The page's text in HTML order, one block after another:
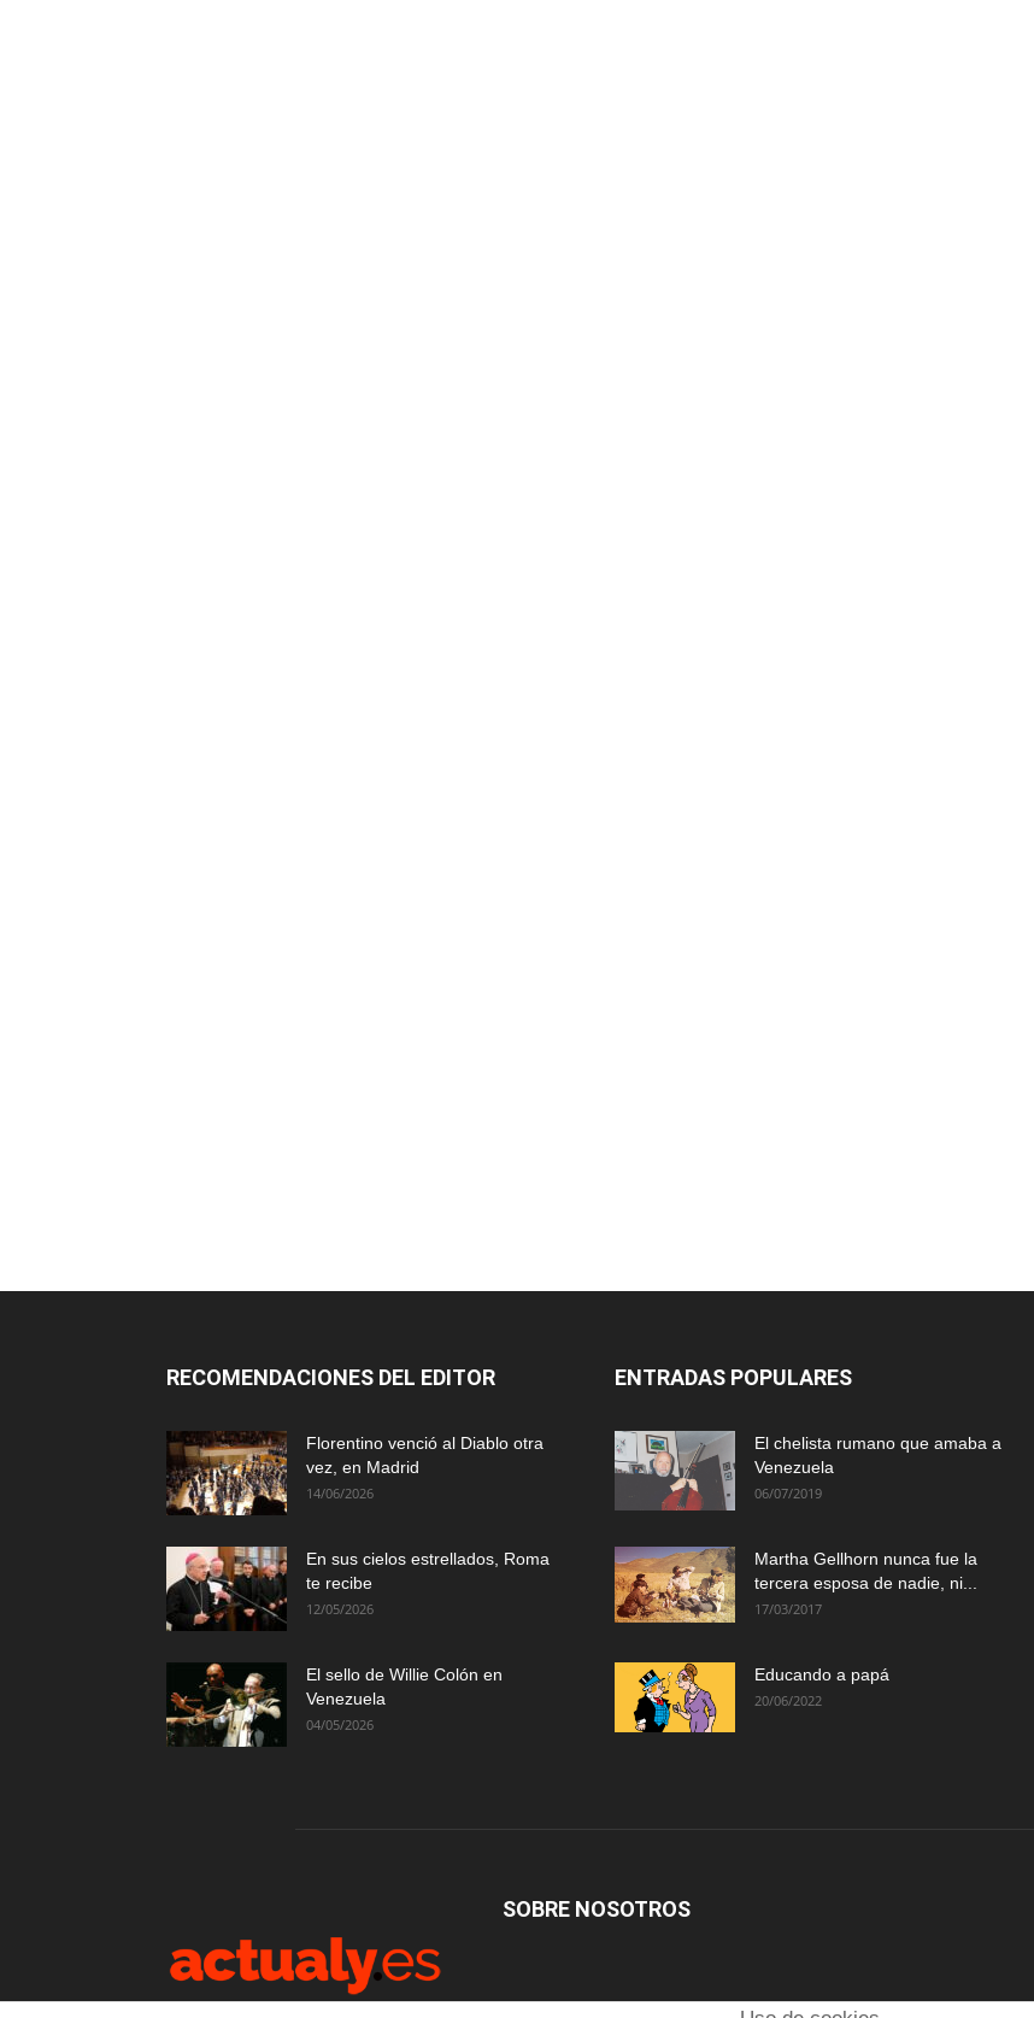
RECOMENDACIONES DEL EDITOR
Florentino venció al Diablo otra
vez, en Madrid
14/06/2026
En sus cielos estrellados, Roma
te recibe
12/05/2026
El sello de Willie Colón en
Venezuela
04/05/2026
ENTRADAS POPULARES
El chelista rumano que amaba a
Venezuela
06/07/2019
Martha Gellhorn nunca fue la
tercera esposa de nadie, ni...
17/03/2017
Educando a papá
20/06/2022
SOBRE NOSOTROS